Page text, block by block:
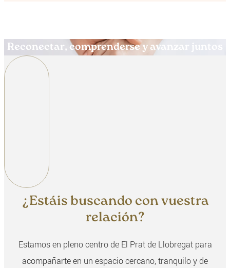
Reconectar, comprenderse y avanzar juntos
¿Estáis buscando con vuestra
relación?
Estamos en pleno centro de El Prat de Llobregat para
acompañarte en un espacio cercano, tranquilo y de